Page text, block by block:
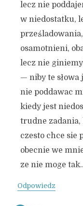
lecz nie
w niedostatku,
osamotnieni,
lecz nie
— niby te słowa
nie poddawac
kiedy jest
trudne zadania,
czesto chce sie
obecnie we
ze nie moge
Odpowiedz